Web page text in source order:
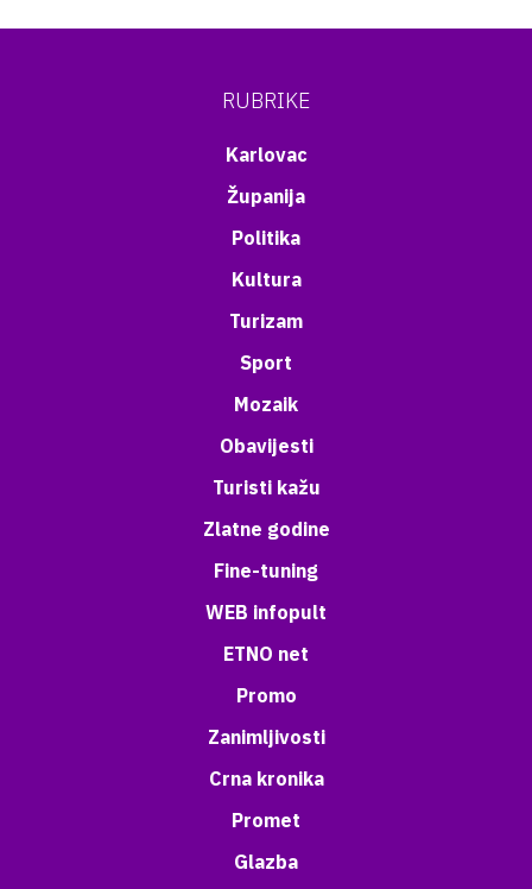
RUBRIKE
Karlovac
Županija
Politika
Kultura
Turizam
Sport
Mozaik
Obavijesti
Turisti kažu
Zlatne godine
Fine-tuning
WEB infopult
ETNO net
Promo
Zanimljivosti
Crna kronika
Promet
Glazba